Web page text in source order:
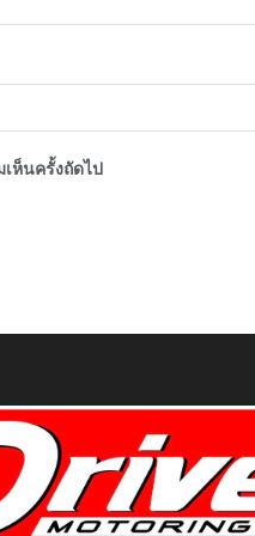
ห็นครั้งถัดไป